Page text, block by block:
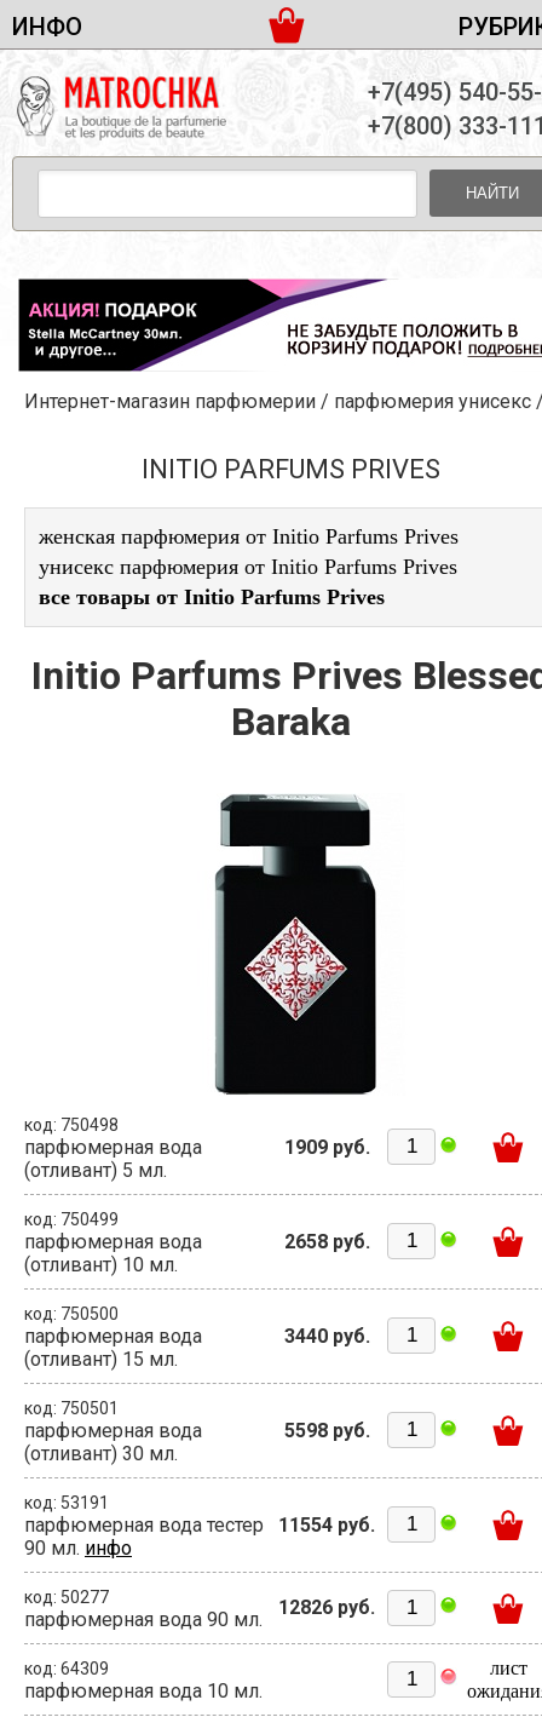
ИНФО
ДОСТАВКА И ОПЛАТА
ПАРТНЕРСТВО
КОНТАКТЫ
ЖЕНСКАЯ ПАРФЮМЕРИЯ
МУЖСКАЯ ПАРФЮМЕРИЯ
УНИСЕКС ПАРФЮМЕРИЯ
ЖЕНСКИЕ НАБОРЫ
МУЖСКИЕ НАБОРЫ
УНИСЕКС НАБОРЫ
УХОД ЗА ЛИЦОМ
УХОД ЗА ТЕЛОМ
ДЕКОРАТИВНАЯ КОСМЕТИКА
+7(495) 540-
+7(800) 333-
НАЙТИ
Интернет-магазин парфюмерии / парфюмерия унисекс
INITIO PARFUMS PRIVES
женская парфюмерия от Initio Parfums Prives
унисекс парфюмерия от Initio Parfums Prives
все товары от Initio Parfums Prives
Initio Parfums Prives
Baraka
код: 750498
парфюмерная вода
(отливант) 5 мл.
1909 руб.
код: 750499
парфюмерная вода
(отливант) 10 мл.
2658 руб.
код: 750500
парфюмерная вода
(отливант) 15 мл.
3440 руб.
код: 750501
парфюмерная вода
(отливант) 30 мл.
5598 руб.
код: 53191
парфюмерная вода тестер
90 мл. инфо
11554 руб.
код: 50277
парфюмерная вода 90 мл.
12826 руб.
код: 64309
парфюмерная вода 10 мл.
лист